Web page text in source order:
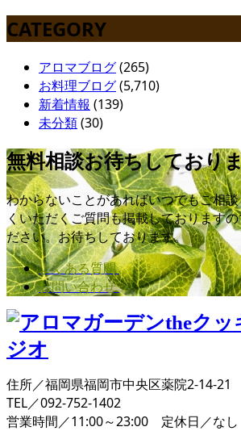
CATEGORY
アロマブログ(265)
お料理ブログ(5,710)
新着情報 (139)
未分類(30)
無料相談お待ちしており
わからないことがあればいつでもご相
くいただくご質問も掲載しております
ださい。お待ちしております。
よくある質問
お問い合わせ
住所／福岡県福岡市中央区薬院2-14-
TEL／092-752-1402
営業時間／11:00～23:00 定休日／なし